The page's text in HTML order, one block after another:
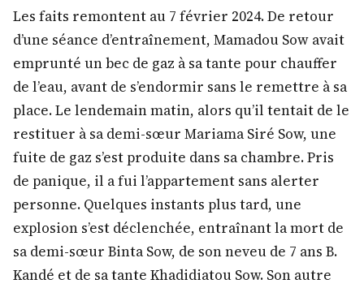
Les faits remontent au 7 février 2024. De retour
d’une séance d’entraînement, Mamadou Sow avait
emprunté un bec de gaz à sa tante pour chauffer
de l’eau, avant de s’endormir sans le remettre à sa
place. Le lendemain matin, alors qu’il tentait de le
restituer à sa demi-sœur Mariama Siré Sow, une
fuite de gaz s’est produite dans sa chambre. Pris
de panique, il a fui l’appartement sans alerter
personne. Quelques instants plus tard, une
explosion s’est déclenchée, entraînant la mort de
sa demi-sœur Binta Sow, de son neveu de 7 ans B.
Kandé et de sa tante Khadidiatou Sow. Son autre